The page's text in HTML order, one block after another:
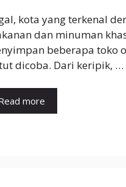
kota yang terkenal
dan minuman
beberapa toko
dicoba. Dari keripik, …
more